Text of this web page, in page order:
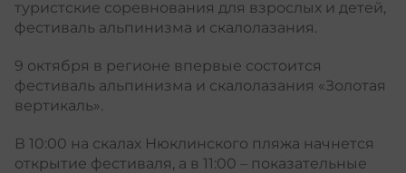
туристские соревнования для взрослых и детей,
фестиваль альпинизма и скалолазания.
9 октября в регионе впервые состоится
фестиваль альпинизма и скалолазания «Золотая
вертикаль».
В 10:00 на скалах Нюклинского пляжа начнется
открытие фестиваля, а в 11:00 – показательные